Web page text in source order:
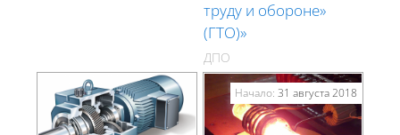
труду и обороне»
(ГТО)»
ДПО
Начало: 31 августа 2018